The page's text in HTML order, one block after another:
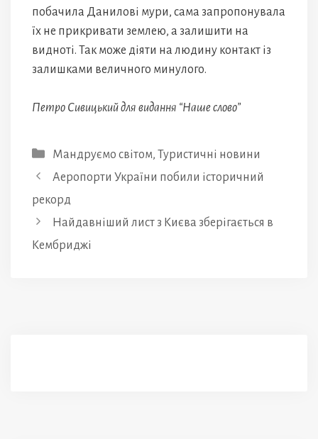
побачила Данилові мури, сама запропонувала
їх не прикривати землею, а залишити на
видноті. Так може діяти на людину контакт із
залишками величного минулого.
Петро Сивицький для видання “Наше слово”
Категорії
Мандруємо світом, Туристичні новини
Аеропорти України побили історичний
рекорд
Найдавніший лист з Києва зберігається в
Кембриджі